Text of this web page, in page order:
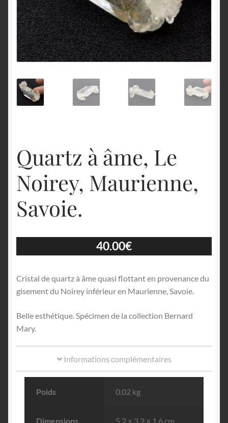
Quartz à âme, Le
Noirey, Maurienne,
Savoie.
40.00€
Cristal de quartz à âme quasi flottant en provenance du
gisement du Noirey inférieur en Maurienne, Savoie.
Belle esthétique. Spécimen de la collection Bernard
Mary.
Informations complémentaires
Poids 0.02 kg
Dimensions 5.2 × 3.2 × 1.6 cm